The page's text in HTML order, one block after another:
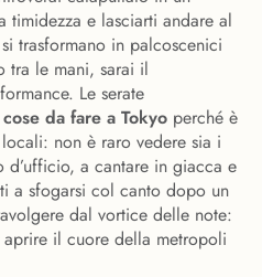
timidezza e lasciarti andare al
trasformano in palcoscenici
tra le mani, sarai il
Le serate
cose da fare a Tokyo perché è
non è raro vedere sia i
a cantare in giacca e
a sfogarsi col canto dopo un
dal vortice delle note:
il cuore della metropoli